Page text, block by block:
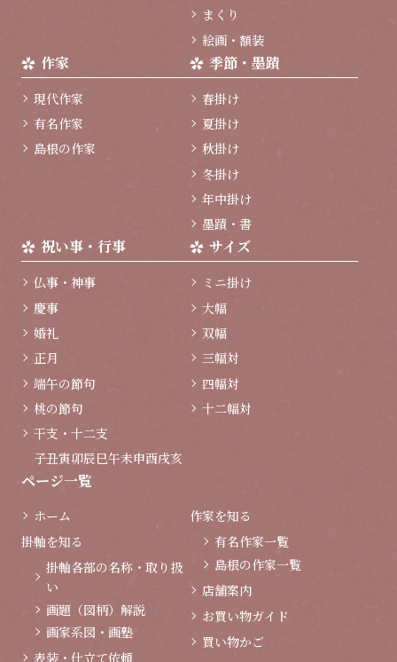
まくり
絵画・額装
作家
現代作家
有名作家
島根の作家
季節・墨蹟
春掛け
夏掛け
秋掛け
冬掛け
年中掛け
墨蹟・書
祝い事・行事
仏事・神事
慶事
婚礼
正月
端午の節句
桃の節句
干支・十二支
子丑寅卯辰巳午未申酉戌亥
サイズ
ミニ掛け
大幅
双幅
三幅対
四幅対
十二幅対
ページ一覧
ホーム
掛軸を知る
掛軸各部の名称・取り扱
い
画題（図柄）解説
画家系図・画塾
表装・仕立て依頼
作家を知る
有名作家一覧
島根の作家一覧
店舗案内
お買い物ガイド
買い物かご